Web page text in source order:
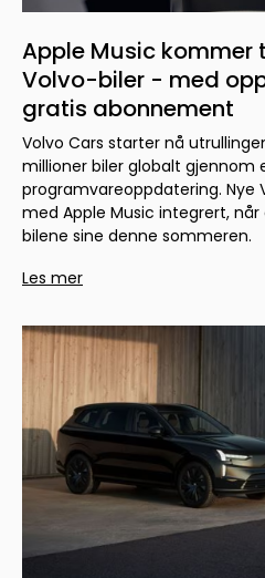
Apple Music kommer
Volvo-biler - med
gratis abonnement
Volvo Cars starter nå
millioner biler globalt gjennom
programvareoppdatering. Nye
med Apple Music integrert,
bilene sine denne sommeren.
Les mer